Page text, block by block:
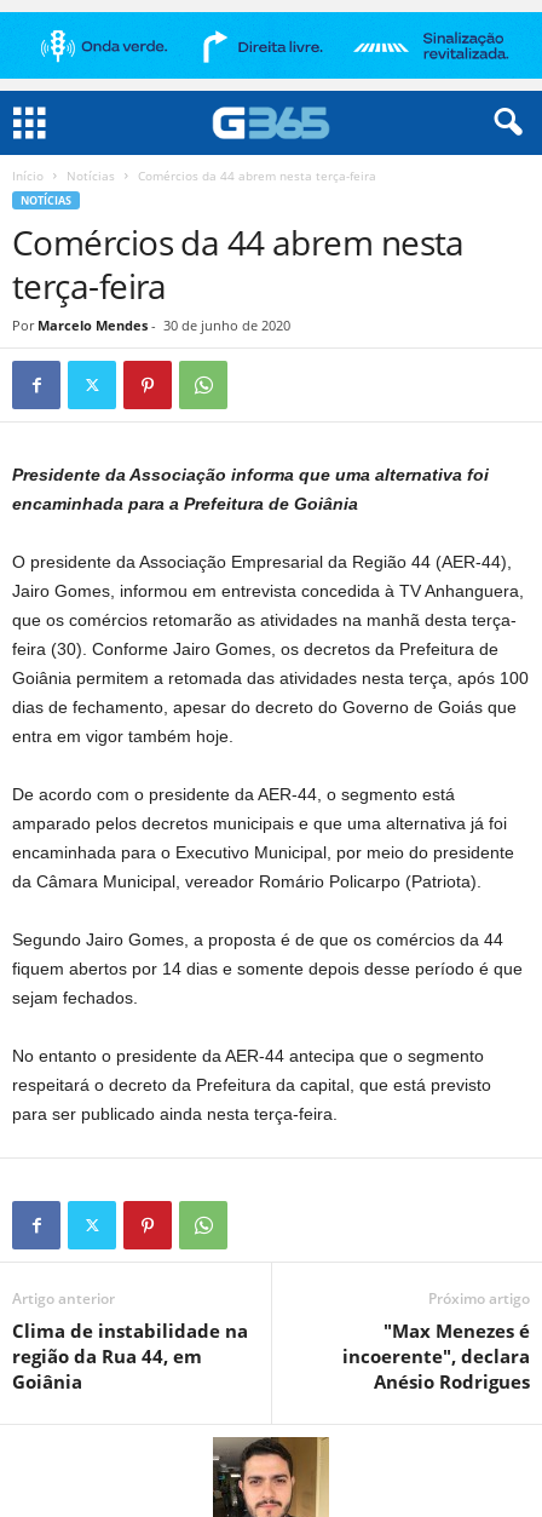
Início Notícias Comércios da 44 abrem nesta terça-feira
NOTÍCIAS
Comércios da 44 abrem nesta
terça-feira
Por Marcelo Mendes - 30 de junho de 2020
Presidente da Associação informa que uma alternativa foi
encaminhada para a Prefeitura de Goiânia
O presidente da Associação Empresarial da Região 44 (AER-44),
Jairo Gomes, informou em entrevista concedida à TV Anhanguera,
que os comércios retomarão as atividades na manhã desta terça-
feira (30). Conforme Jairo Gomes, os decretos da Prefeitura de
Goiânia permitem a retomada das atividades nesta terça, após 100
dias de fechamento, apesar do decreto do Governo de Goiás que
entra em vigor também hoje.
De acordo com o presidente da AER-44, o segmento está
amparado pelos decretos municipais e que uma alternativa já foi
encaminhada para o Executivo Municipal, por meio do presidente
da Câmara Municipal, vereador Romário Policarpo (Patriota).
Segundo Jairo Gomes, a proposta é de que os comércios da 44
fiquem abertos por 14 dias e somente depois desse período é que
sejam fechados.
No entanto o presidente da AER-44 antecipa que o segmento
respeitará o decreto da Prefeitura da capital, que está previsto
para ser publicado ainda nesta terça-feira.
Artigo anterior
Clima de instabilidade na
região da Rua 44, em
Goiânia
Próximo artigo
"Max Menezes é
incoerente", declara
Anésio Rodrigues